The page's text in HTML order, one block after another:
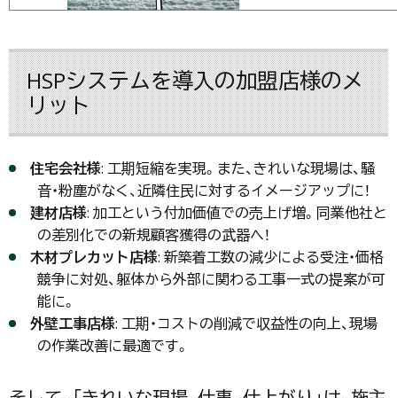
HSPシステムを導入の加盟店様のメ
リット
住宅会社様: 工期短縮を実現。また、きれいな現場は、騒
音・粉塵がなく、近隣住民に対するイメージアップに！
建材店様: 加工という付加価値での売上げ増。同業他社と
の差別化での新規顧客獲得の武器へ！
木材プレカット店様: 新築着工数の減少による受注・価格
競争に対処、躯体から外部に関わる工事一式の提案が可
能に。
外壁工事店様: 工期・コストの削減で収益性の向上、現場
の作業改善に最適です。